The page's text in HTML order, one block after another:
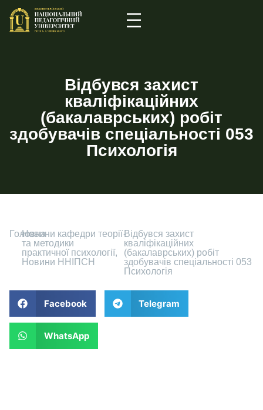
Відбувся захист
кваліфікаційних
(бакалаврських) робіт
здобувачів спеціальності 053
Психологія
Головна
-Новини кафедри теорії
та методики
практичної психології,
Новини ННІПСН
-Відбувся захист
кваліфікаційних
(бакалаврських) робіт
здобувачів спеціальності 053
Психологія
Facebook Telegram
WhatsApp